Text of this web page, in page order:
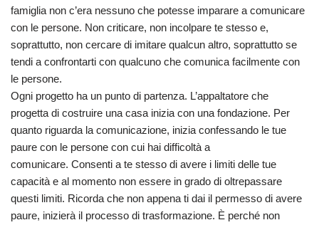
famiglia non c’era nessuno che potesse imparare a comunicare
con le persone. Non criticare, non incolpare te stesso e,
soprattutto, non cercare di imitare qualcun altro, soprattutto se
tendi a confrontarti con qualcuno che comunica facilmente con
le persone.
Ogni progetto ha un punto di partenza. L’appaltatore che
progetta di costruire una casa inizia con una fondazione. Per
quanto riguarda la comunicazione, inizia confessando le tue
paure con le persone con cui hai difficoltà a
comunicare. Consenti a te stesso di avere i limiti delle tue
capacità e al momento non essere in grado di oltrepassare
questi limiti. Ricorda che non appena ti dai il permesso di avere
paure, inizierà il processo di trasformazione. È perché non